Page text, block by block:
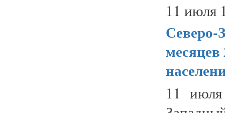
11 июля
Северо-
месяцев
11